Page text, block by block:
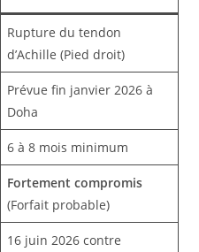
Rupture du tendon
d’Achille (Pied droit)
Prévue fin janvier 2026 à
Doha
6 à 8 mois minimum
Fortement compromis
(Forfait probable)
16 juin 2026 contre